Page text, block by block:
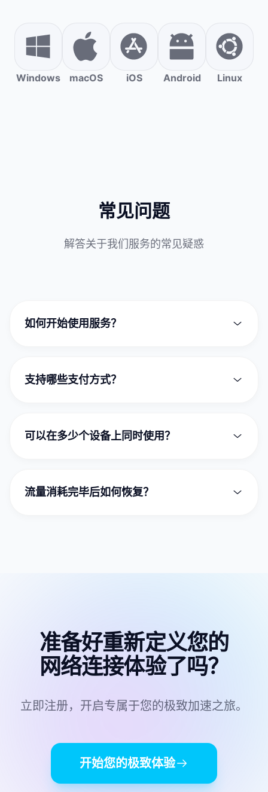
Windows macOS iOS Android Linux
常见问题
解答关于我们服务的常见疑惑
如何开始使用服务？
录即可一键开启连接。
支持哪些支付方式？
可以在多少个设备上同时使用？
流量消耗完毕后如何恢复？
准备好重新定义您的
网络连接体验了吗？
立即注册，开启专属于您的极致加速之旅。
开始您的极致体验